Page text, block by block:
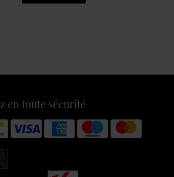
en toute sécurité